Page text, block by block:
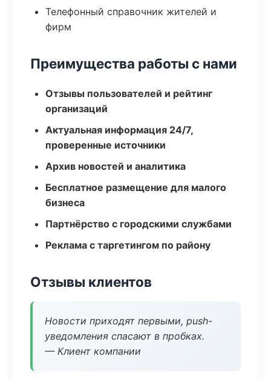
Телефонный справочник жителей и
фирм
Преимущества работы с нами
Отзывы пользователей и рейтинг
организаций
Актуальная информация 24/7,
проверенные источники
Архив новостей и аналитика
Бесплатное размещение для малого
бизнеса
Партнёрство с городскими службами
Реклама с таргетингом по району
Отзывы клиентов
Новости приходят первыми, push-
уведомления спасают в пробках.
— Клиент компании